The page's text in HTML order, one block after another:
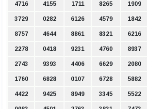
4716 4155 1711 8265 1909
3729 0282 6126 4579 1842
8757 4644 8861 8321 6216
2278 0418 9231 4760 8937
2743 9393 4406 6629 2080
1760 6828 0107 6728 5882
4422 9425 8949 3345 5522